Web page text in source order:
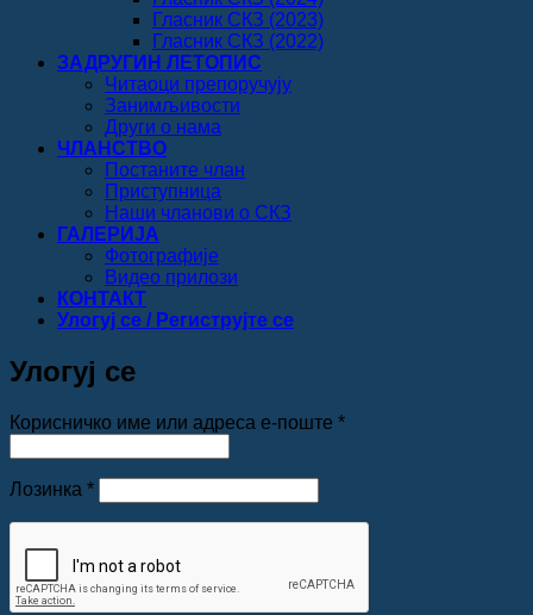
Гласник СКЗ (2023)
Гласник СКЗ (2022)
ЗАДРУГИН ЛЕТОПИС
Читаоци препоручују
Занимљивости
Други о нама
ЧЛАНСТВО
Постаните члан
Приступница
Наши чланови о СКЗ
ГАЛЕРИЈА
Фотографије
Видео прилози
КОНТАКТ
Улогуј се / Региструјте се
Улогуј се
Корисничко име или адреса е-поште *Обавезно
Лозинка *Обавезно